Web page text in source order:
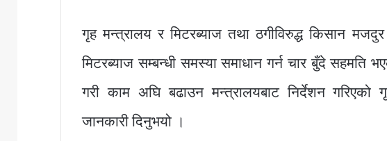
गृह मन्त्रालय र मिटरब्याज तथा ठगीविरुद्ध किसान
मिटरब्याज सम्बन्धी समस्या समाधान गर्न चार बुँदे सहमति
गरी काम अघि बढाउन मन्त्रालयबाट निर्देशन गरिएको
जानकारी दिनुभयो ।